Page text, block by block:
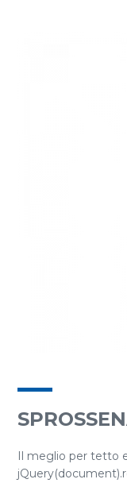
Il meglio per tetto